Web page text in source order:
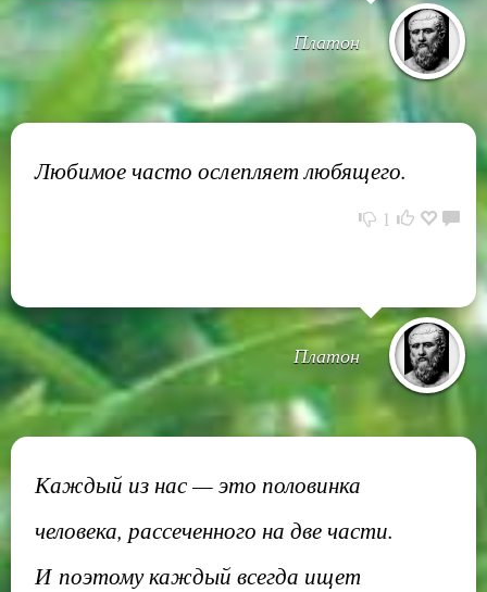
Платон
Любимое часто ослепляет любящего.
1
Платон
Каждый из нас — это половинка
человека, рассеченного на две части.
И поэтому каждый всегда ищет